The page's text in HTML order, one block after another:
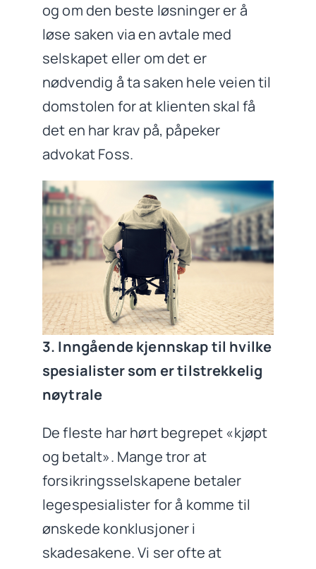
og om den beste løsninger er å
løse saken via en avtale med
selskapet eller om det er
nødvendig å ta saken hele veien til
domstolen for at klienten skal få
det en har krav på, påpeker
advokat Foss.
3. Inngående kjennskap til hvilke
spesialister som er tilstrekkelig
nøytrale
De fleste har hørt begrepet «kjøpt
og betalt». Mange tror at
forsikringsselskapene betaler
legespesialister for å komme til
ønskede konklusjoner i
skadesakene. Vi ser ofte at